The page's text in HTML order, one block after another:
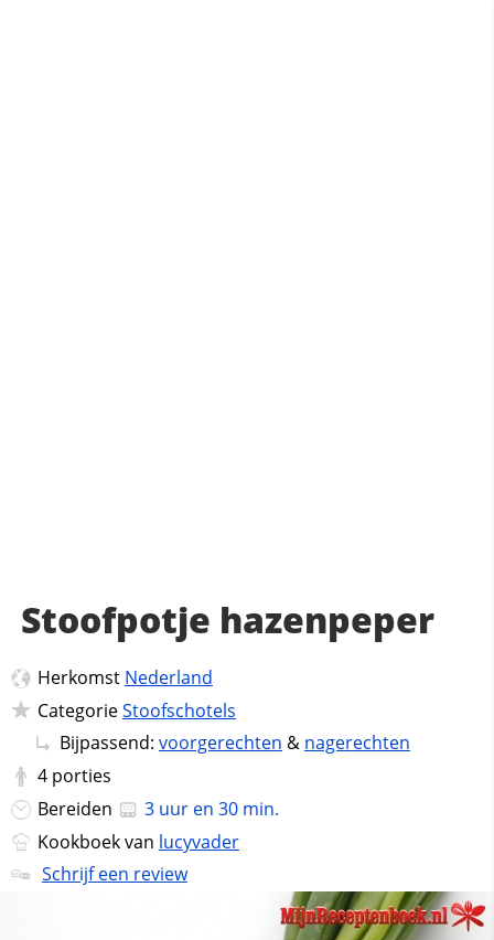
Stoofpotje hazenpeper
Herkomst Nederland
CategorieStoofschotels
Bijpassend: voorgerechten & nagerechten
4 porties
Bereiden
3 uur en 30 min.
Kookboek van lucyvader
Schrijf een review